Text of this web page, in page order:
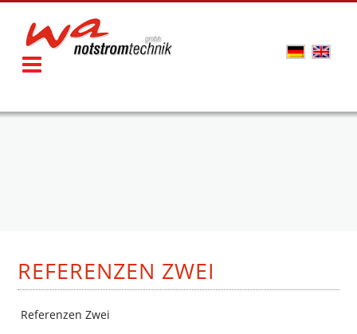
REFERENZEN ZWEI
Referenzen Zwei